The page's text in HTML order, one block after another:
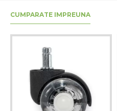
CUMPARATE IMPREUNA